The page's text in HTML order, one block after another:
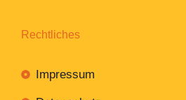
Rechtliches
Impressum